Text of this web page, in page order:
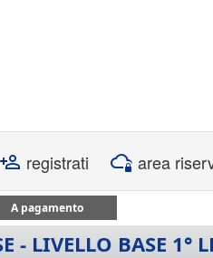
registrati area
A pagamento
- LIVELLO BASE 1°